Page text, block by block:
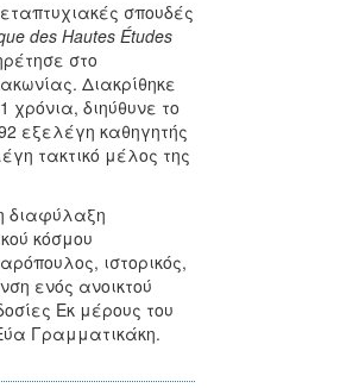
σπουδές
des Hautes Études
στο
Διακρίθηκε
διηύθυνε το
εξελέγη καθηγητής
τακτικό μέλος της
διαφύλαξη
κόσμου
ιστορικός,
ενός ανοικτού
Εκ μέρους του
Γραμματικάκη.